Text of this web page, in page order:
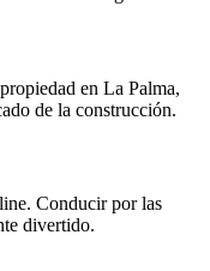
en La Palma,
de la construcción.
Conducir por las
divertido.